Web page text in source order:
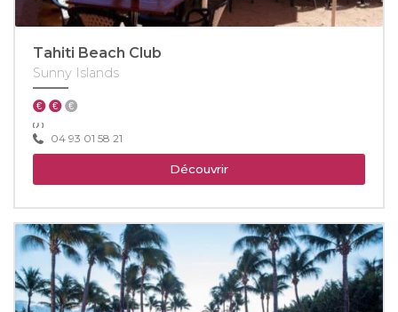
Tahiti Beach Club
Sunny Islands
04 93 01 58 21
Découvrir